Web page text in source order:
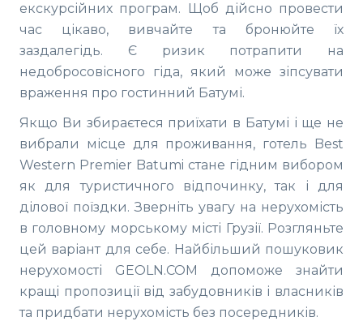
екскурсійних програм. Щоб дійсно провести
час цікаво, вивчайте та бронюйте їх
заздалегідь. Є ризик потрапити на
недобросовісного гіда, який може зіпсувати
враження про гостинний Батумі.
Якщо Ви збираєтеся приїхати в Батумі і ще не
вибрали місце для проживання, готель Best
Western Premier Batumi стане гідним вибором
як для туристичного відпочинку, так і для
ділової поїздки. Зверніть увагу на нерухомість
в головному морському місті Грузії. Розгляньте
цей варіант для себе. Найбільший пошуковик
нерухомості GEOLN.COM допоможе знайти
кращі пропозиції від забудовників і власників
та придбати нерухомість без посередників.